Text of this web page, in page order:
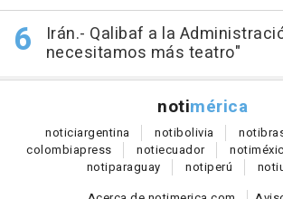
Irán.- Qalibaf a la
necesitamos más teatro"
notimérica
noticiargentina notibolivia noti
colombiapress notiecuador noti
notiparaguay notiperú noti